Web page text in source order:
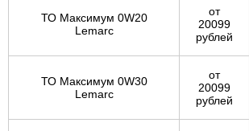
ТО Максимум 0W20
Lemarc
от
20099
рублей
ТО Максимум 0W30
Lemarc
от
20099
рублей